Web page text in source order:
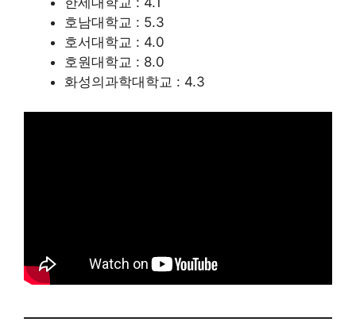
호남대학교 : 5.3
호서대학교 : 4.0
호원대학교 : 8.0
화성의과학대학교 : 4.3